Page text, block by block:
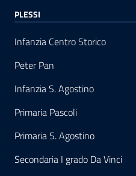
PLESSI
Infanzia Centro Storico
Peter Pan
Infanzia S. Agostino
Primaria Pascoli
Primaria S. Agostino
Secondaria I grado Da Vinci